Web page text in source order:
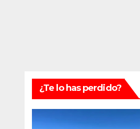
¿Te lo has perdido?